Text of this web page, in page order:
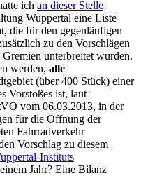
ich an dieser Stelle
Wuppertal eine Liste
die für den gegenläufigen
zu den Vorschlägen
unterbreitet wurden.
werden, alle
(über 400 Stück) einer
Vorstoßes ist, laut
vom 06.03.2013, in der
für die Öffnung der
Fahrradverkehr
Vorschlag zu diesem
Instituts
Jahr? Eine Bilanz